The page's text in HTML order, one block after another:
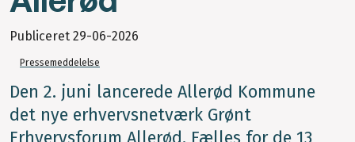
Publiceret 29-06-2026
Pressemeddelelse
Den 2. juni lancerede Allerød Kommune
det nye erhvervsnetværk Grønt